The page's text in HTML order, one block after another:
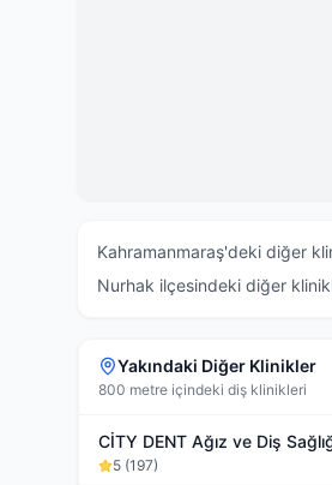
Kahramanmaraş'deki diğer
Nurhak ilçesindeki diğer
Yakındaki Diğer Klinikler
800 metre içindeki diş klinikleri
CİTY DENT Ağız ve Diş
5 (197)